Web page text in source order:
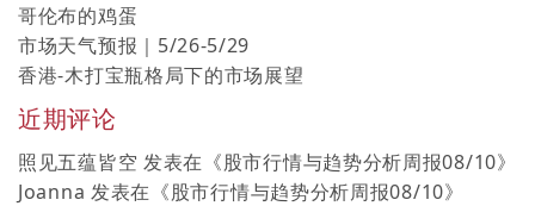
哥伦布的鸡蛋
市场天气预报｜5/26-5/29
香港-木打宝瓶格局下的市场展望
近期评论
照见五蕴皆空 发表在《股市行情与趋势分析周报08/10》
Joanna 发表在《股市行情与趋势分析周报08/10》